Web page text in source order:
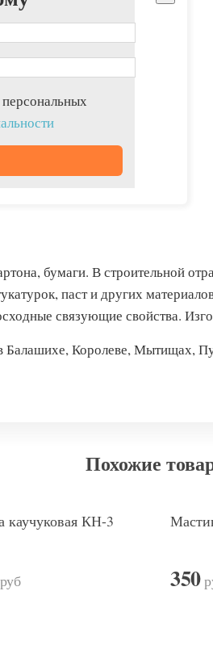
бумаги. В строительной
паст и других
связующие свойства.
Балашихе, Королеве, Мытищах,
Похожие
каучуковая КН-3
350